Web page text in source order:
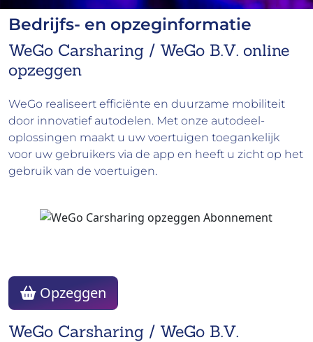
Bedrijfs- en opzeginformatie
WeGo Carsharing / WeGo B.V. online
opzeggen
WeGo realiseert efficiënte en duurzame mobiliteit
door innovatief autodelen. Met onze autodeel-
oplossingen maakt u uw voertuigen toegankelijk
voor uw gebruikers via de app en heeft u zicht op het
gebruik van de voertuigen.
WeGo Carsharing / WeGo B.V.
Opzeggen